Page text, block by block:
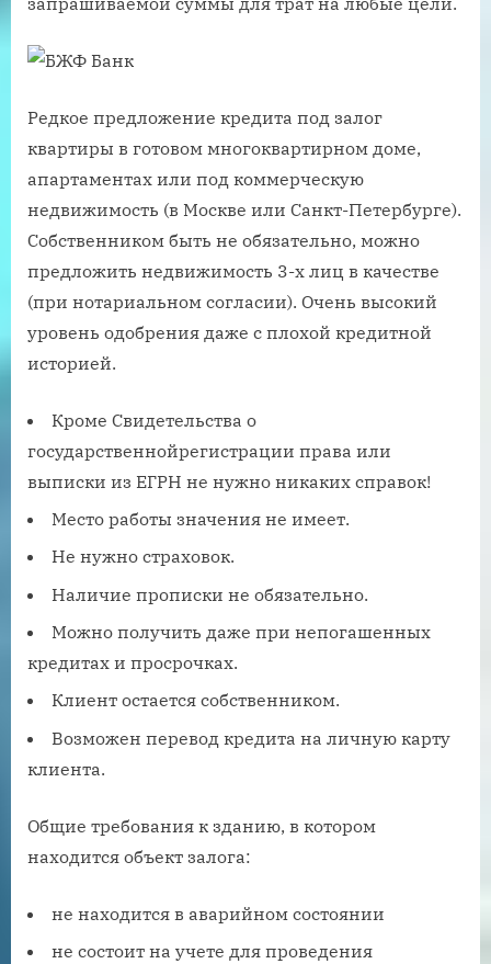
Редкое предложение кредита под залог
квартиры в готовом многоквартирном доме,
апартаментах или под коммерческую
недвижимость (в Москве или Санкт-Петербурге).
Собственником быть не обязательно, можно
предложить недвижимость 3-х лиц в качестве
(при нотариальном согласии). Очень высокий
уровень одобрения даже с плохой кредитной
историей.
Кроме Свидетельства о
государственнойрегистрации права или
выписки из ЕГРН не нужно никаких справок!
Место работы значения не имеет.
Не нужно страховок.
Наличие прописки не обязательно.
Можно получить даже при непогашенных
кредитах и просрочках.
Клиент остается собственником.
Возможен перевод кредита на личную карту
клиента.
Общие требования к зданию, в котором
находится объект залога:
не находится в аварийном состоянии
не состоит на учете для проведения